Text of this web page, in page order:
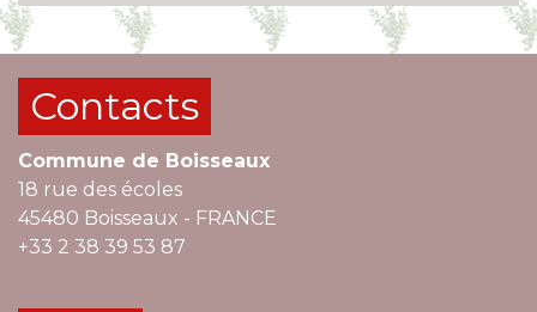
Contacts
Commune de Boisseaux
18 rue des écoles
45480 Boisseaux - FRANCE
+33 2 38 39 53 87